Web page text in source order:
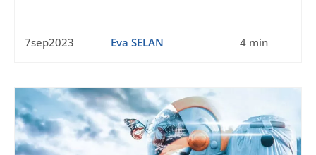
7sep2023 Eva SELAN 4 min